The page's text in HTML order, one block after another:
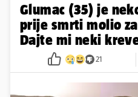
Glumac (35) je
prije smrti molio
Dajte mi neki
21